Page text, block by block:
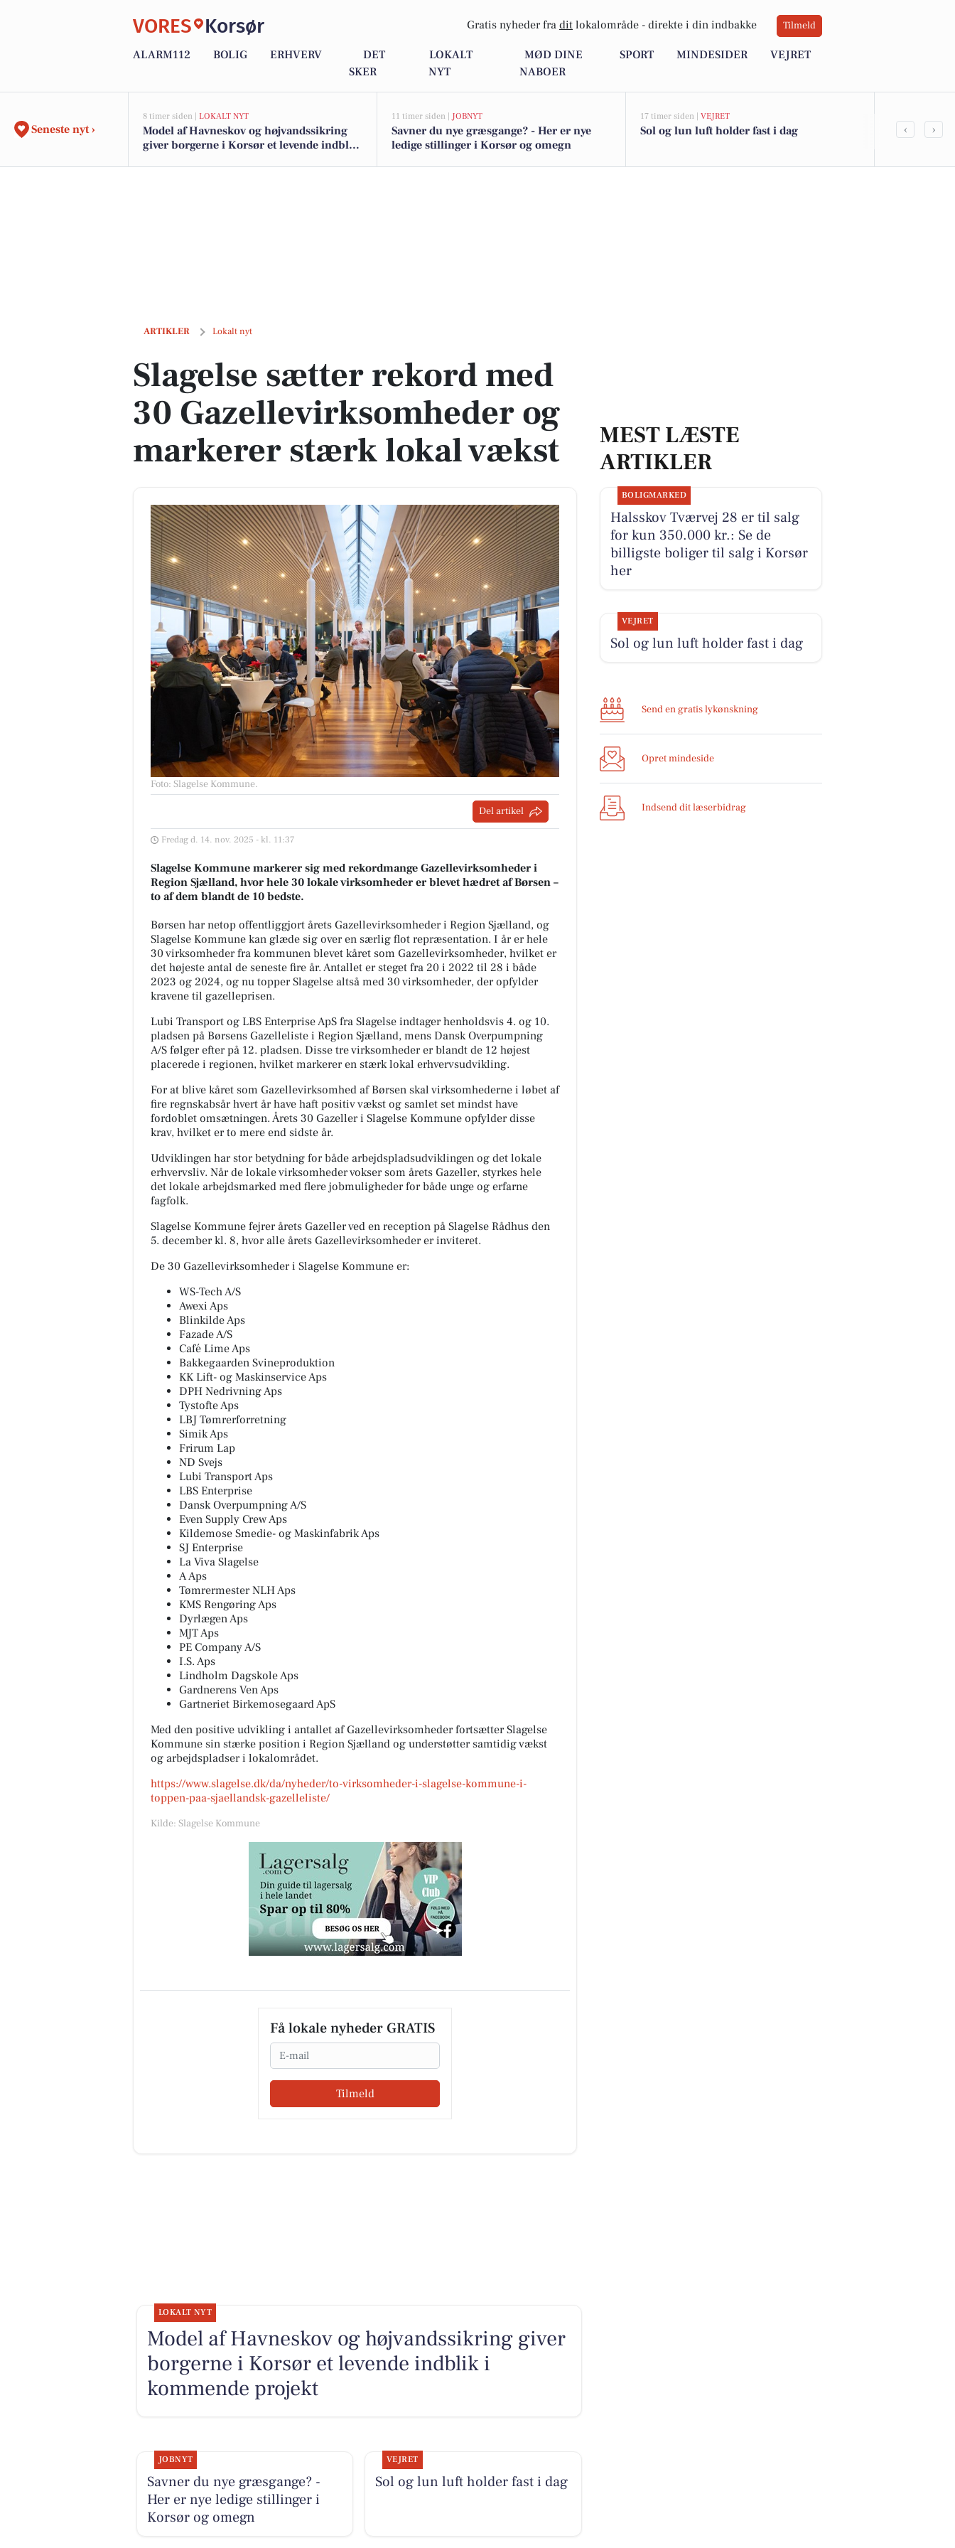
VORES Korsør Gratis nyheder fra dit lokalområde - direkte i din indbakke Tilmeld
ALARM112 BOLIG ERHVERV
DET
SKER
LOKALT
NYT
MØD DINE
NABOER
SPORT MINDESIDER VEJRET
Seneste nyt ›
8 timer siden | LOKALT NYT
Model af Havneskov og højvandssikring
giver borgerne i Korsør et levende indblik
11 timer siden | JOBNYT
Savner du nye græsgange? - Her er nye
ledige stillinger i Korsør og omegn
17 timer siden | VEJRET
Sol og lun luft holder fast i dag
Top 6 over
‹ ›
ARTIKLER Lokalt nyt
Slagelse sætter rekord med 30 Gazellevirksomheder og markerer stærk lokal vækst
Slagelse sætter rekord med
30 Gazellevirksomheder og
markerer stærk lokal vækst
Foto: Slagelse Kommune.
Del artikel
Fredag d. 14. nov. 2025 - kl. 11:37
Slagelse Kommune markerer sig med rekordmange Gazellevirksomheder i
Region Sjælland, hvor hele 30 lokale virksomheder er blevet hædret af Børsen –
to af dem blandt de 10 bedste.
Børsen har netop offentliggjort årets Gazellevirksomheder i Region Sjælland, og
Slagelse Kommune kan glæde sig over en særlig flot repræsentation. I år er hele
30 virksomheder fra kommunen blevet kåret som Gazellevirksomheder, hvilket er
det højeste antal de seneste fire år. Antallet er steget fra 20 i 2022 til 28 i både
2023 og 2024, og nu topper Slagelse altså med 30 virksomheder, der opfylder
kravene til gazelleprisen.
Lubi Transport og LBS Enterprise ApS fra Slagelse indtager henholdsvis 4. og 10.
pladsen på Børsens Gazelleliste i Region Sjælland, mens Dansk Overpumpning
A/S følger efter på 12. pladsen. Disse tre virksomheder er blandt de 12 højest
placerede i regionen, hvilket markerer en stærk lokal erhvervsudvikling.
For at blive kåret som Gazellevirksomhed af Børsen skal virksomhederne i løbet af
fire regnskabsår hvert år have haft positiv vækst og samlet set mindst have
fordoblet omsætningen. Årets 30 Gazeller i Slagelse Kommune opfylder disse
krav, hvilket er to mere end sidste år.
Udviklingen har stor betydning for både arbejdspladsudviklingen og det lokale
erhvervsliv. Når de lokale virksomheder vokser som årets Gazeller, styrkes hele
det lokale arbejdsmarked med flere jobmuligheder for både unge og erfarne
fagfolk.
Slagelse Kommune fejrer årets Gazeller ved en reception på Slagelse Rådhus den
5. december kl. 8, hvor alle årets Gazellevirksomheder er inviteret.
De 30 Gazellevirksomheder i Slagelse Kommune er:
WS-Tech A/S
Awexi Aps
Blinkilde Aps
Fazade A/S
Café Lime Aps
Bakkegaarden Svineproduktion
KK Lift- og Maskinservice Aps
DPH Nedrivning Aps
Tystofte Aps
LBJ Tømrerforretning
Simik Aps
Frirum Lap
ND Svejs
Lubi Transport Aps
LBS Enterprise
Dansk Overpumpning A/S
Even Supply Crew Aps
Kildemose Smedie- og Maskinfabrik Aps
SJ Enterprise
La Viva Slagelse
A Aps
Tømrermester NLH Aps
KMS Rengøring Aps
Dyrlægen Aps
MJT Aps
PE Company A/S
I.S. Aps
Lindholm Dagskole Aps
Gardnerens Ven Aps
Gartneriet Birkemosegaard ApS
Med den positive udvikling i antallet af Gazellevirksomheder fortsætter Slagelse
Kommune sin stærke position i Region Sjælland og understøtter samtidig vækst
og arbejdspladser i lokalområdet.
https://www.slagelse.dk/da/nyheder/to-virksomheder-i-slagelse-kommune-i-
toppen-paa-sjaellandsk-gazelleliste/
Kilde: Slagelse Kommune
Få lokale nyheder GRATIS
Email
Tilmeld
MEST LÆSTE
ARTIKLER
BOLIGMARKED
Halsskov Tværvej 28 er til salg
for kun 350.000 kr.: Se de
billigste boliger til salg i Korsør
her
VEJRET
Sol og lun luft holder fast i dag
Send en gratis lykønskning
Opret mindeside
Indsend dit læserbidrag
LOKALT NYT
Model af Havneskov og højvandssikring giver
borgerne i Korsør et levende indblik i
kommende projekt
JOBNYT
Savner du nye græsgange? -
Her er nye ledige stillinger i
Korsør og omegn
VEJRET
Sol og lun luft holder fast i dag